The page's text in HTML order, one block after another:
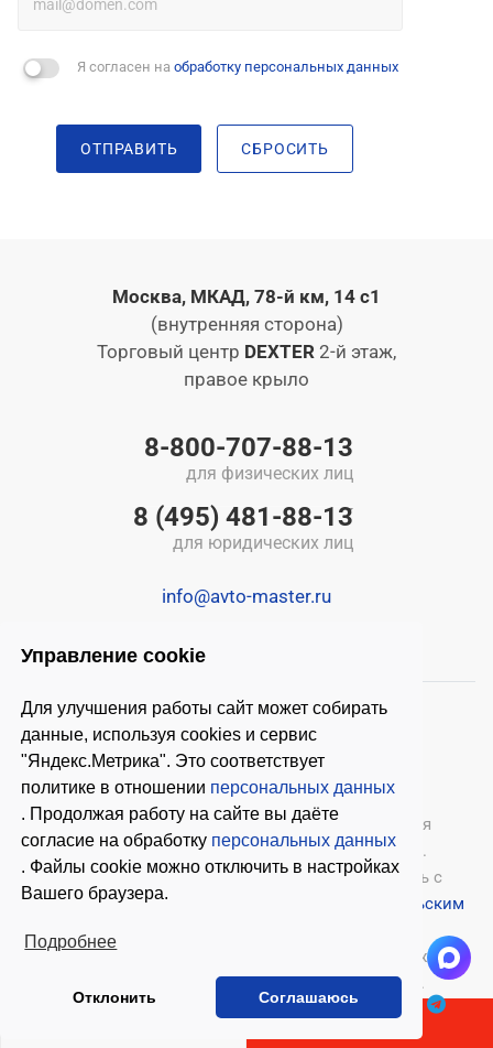
Управление cookie
Для улучшения работы сайт может собирать
данные, используя cookies и сервис
"Яндекс.Метрика". Это соответствует
политике в отношении персональных данных
. Продолжая работу на сайте вы даёте
согласие на обработку персональных данных
. Файлы cookie можно отключить в настройках
Вашего браузера.
Подробнее
Отклонить
Соглашаюсь
Я согласен на обработку персональных данных
ОТПРАВИТЬ СБРОСИТЬ
Москва, МКАД, 78-й км, 14 с1
(внутренняя сторона)
Торговый центр DEXTER 2-й этаж,
правое крыло
8-800-707-88-13
для физических лиц
8 (495) 481-88-13
для юридических лиц
info@avto-master.ru
© 2026 ООО «Автомастер» — оборудование для
автосервиса, шиномонтажное оборудование.
Оставляя заявки на нашем сайте, ознакомьтесь с
Политикой конфиденциальности
Пользовательским
Копирование материалов с этого сайта возможно
только с письменного согласия владельцев.